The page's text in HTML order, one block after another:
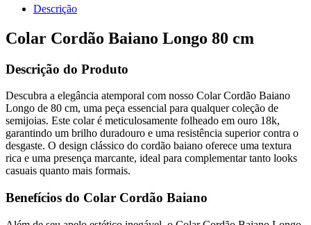
Descrição
Colar Cordão Baiano Longo 80 cm
Descrição do Produto
Descubra a elegância atemporal com nosso Colar Cordão Baiano
Longo de 80 cm, uma peça essencial para qualquer coleção de
semijoias. Este colar é meticulosamente folheado em ouro 18k,
garantindo um brilho duradouro e uma resistência superior contra o
desgaste. O design clássico do cordão baiano oferece uma textura
rica e uma presença marcante, ideal para complementar tanto looks
casuais quanto mais formais.
Benefícios do Colar Cordão Baiano